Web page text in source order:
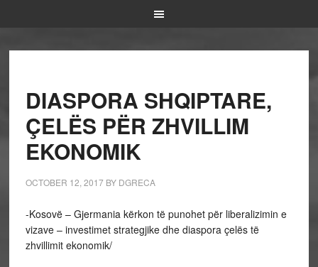
DIASPORA SHQIPTARE,
ÇELËS PËR ZHVILLIM
EKONOMIK
OCTOBER 12, 2017BY DGRECA
-Kosovë – Gjermania kërkon të punohet për liberalizimin e
vizave – investimet strategjike dhe diaspora çelës të
zhvillimit ekonomik/